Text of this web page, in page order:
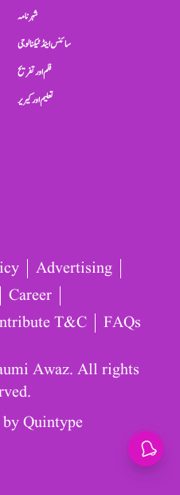
شہرنامہ
سائنس اینڈ ٹیکنالوجی
فلم اور تفریح
تعلیم اور کیریر
Advertising
Career
T&C FAQs
Awaz. All rights
Quintype